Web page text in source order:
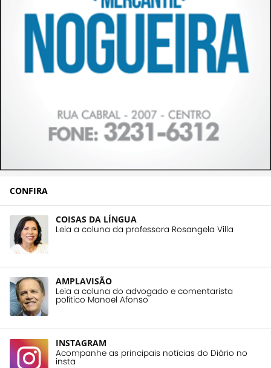
CONFIRA
COISAS DA LÍNGUA
Leia a coluna da professora Rosangela Villa
AMPLAVISÃO
Leia a coluna do advogado e comentarista
político Manoel Afonso
INSTAGRAM
Acompanhe as principais notícias do Diário no
insta